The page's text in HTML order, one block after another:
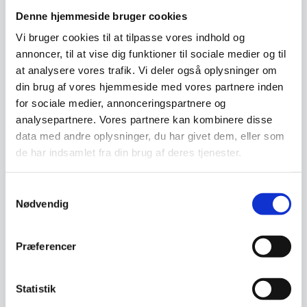
Denne hjemmeside bruger cookies
Vi bruger cookies til at tilpasse vores indhold og
annoncer, til at vise dig funktioner til sociale medier og til
at analysere vores trafik. Vi deler også oplysninger om
din brug af vores hjemmeside med vores partnere inden
for sociale medier, annonceringspartnere og
analysepartnere. Vores partnere kan kombinere disse
data med andre oplysninger, du har givet dem, eller som
de har indsamlet fra din brug af deres tjenester.
Nødvendig
Præferencer
Statistik
Relaterede varer
SPAR 21% SPAR 27%
Ava lampe – Guld